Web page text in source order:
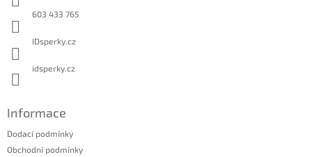
603 433 765
IDsperky.cz
idsperky.cz
Informace
Dodací podmínky
Obchodní podmínky